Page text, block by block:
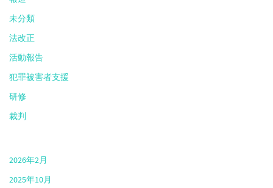
未分類
法改正
活動報告
犯罪被害者支援
研修
裁判
2026年2月
2025年10月